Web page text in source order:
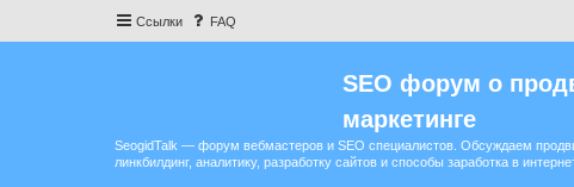
Ссылки FAQ
SEO форум о
маркетинге
SeogidTalk — форум вебмастеров и SEO специалистов. Обсуждаем
линкбилдинг, аналитику, разработку сайтов и способы заработка в